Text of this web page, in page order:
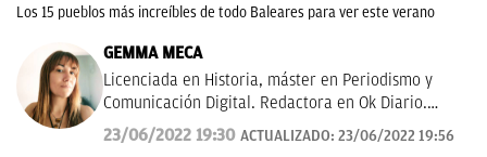
Los 15 pueblos más increíbles de todo Baleares para ver este verano
GEMMA MECA
Licenciada en Historia, máster en Periodismo y
Comunicación Digital. Redactora en Ok Diario.
Cuento historias, soy amante de los astros, sigo a la
luna, los TT de Twitter y las tendencias en moda.
23/06/2022 19:30 ACTUALIZADO: 23/06/2022 19:56